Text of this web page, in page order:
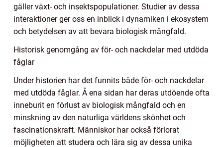
gäller växt- och insektspopulationer. Studier av dessa
interaktioner ger oss en inblick i dynamiken i ekosystem
och betydelsen av att bevara biologisk mångfald.
Historisk genomgång av för- och nackdelar med utdöda
fåglar
Under historien har det funnits både för- och nackdelar
med utdöda fåglar. Å ena sidan har deras utdöende ofta
inneburit en förlust av biologisk mångfald och en
minskning av den naturliga världens skönhet och
fascinationskraft. Människor har också förlorat
möjligheten att studera och lära sig av dessa unika